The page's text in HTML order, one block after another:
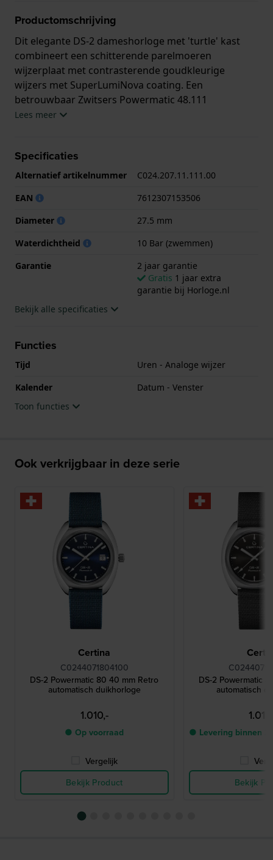
Productomschrijving
Dit elegante DS-2 dameshorloge met 'turtle' kast
combineert een schitterende parelmoeren
wijzerplaat met contrasterende goudkleurige
wijzers met SuperLumiNova coating. Een
betrouwbaar Zwitsers Powermatic 48.111
automatisch uurwerk met tot 80 uur gangreserve
concept van het merk, 10 ATM waterbestendig en
robuust en duurzaam gebouwd. Hierdoor is de DS-2
dameshorloge.
Lees meer
Specificaties
Alternatief artikelnummer
C024.207.11.111.00
EAN
7612307153506
Diameter
27.5 mm
Waterdichtheid
10 Bar (zwemmen)
Garantie
2 jaar garantie
Gratis 1 jaar extra
garantie bij Horloge.nl
Bekijk alle specificaties
Functies
Tijd
Uren - Analoge wijzer
Kalender
Datum - Venster
Toon functies
Ook verkrijgbaar in deze serie
Certina
C0244071804100
DS-2 Powermatic 80 40 mm Retro
automatisch duikhorloge
1.010,-
● Op voorraad
Vergelijk
Bekijk Product
DS-2 Powermatic
automatisch
● Levering binnen 2
Bekijk